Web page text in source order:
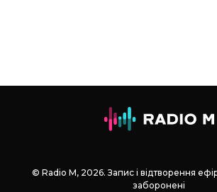
© Radio М, 2026. Запис і відтворення
заборонені